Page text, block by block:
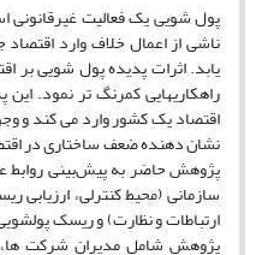
پول شویی یک فعالیت
ناشی از اعمال خلاف وارد
یابد. اثرات پدیده پول شویی بر
راهکاریهایی کمرنگ تر نمود.
اقتصاد یک کشور وارد می کند و
نشان دهنده ضعف ساختاری در
پژوهش حاضر به پیش‌بینی
سازمانی (محیط کنترلی، ارزیابی
ارتباطات و نظارت) و ریسک
پژوهش شامل مدیران شرکت